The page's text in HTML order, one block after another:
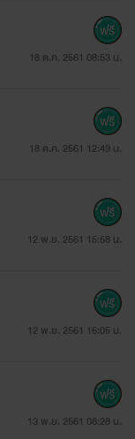
18 ต.ค. 2561 08:53 น.
18 ต.ค. 2561 12:49 น.
12 พ.ย. 2561 15:58 น.
12 พ.ย. 2561 16:05 น.
13 พ.ย. 2561 08:28 น.